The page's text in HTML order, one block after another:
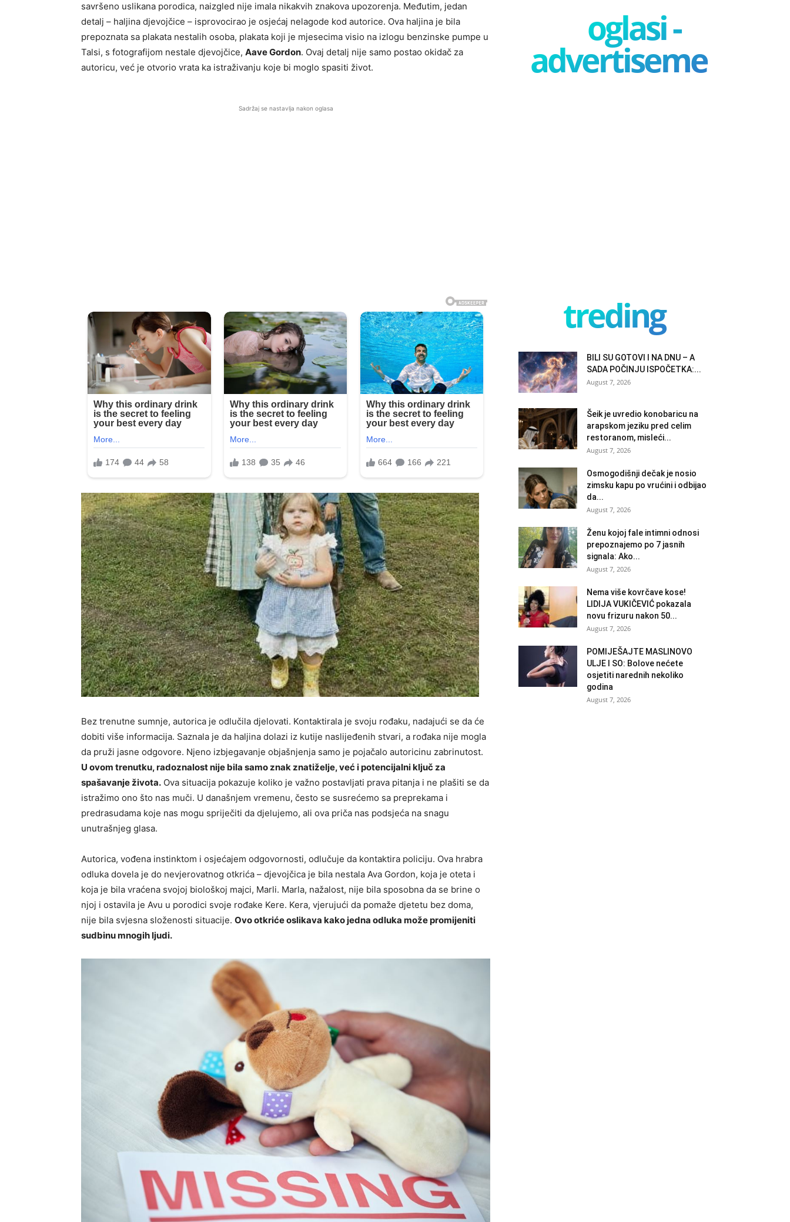
savršeno uslikana porodica, naizgled nije imala nikakvih znakova upozorenja. Međutim, jedan
detalj – haljina djevojčice – isprovocirao je osjećaj nelagode kod autorice. Ova haljina je bila
prepoznata sa plakata nestalih osoba, plakata koji je mjesecima visio na izlogu benzinske pumpe u
Talsi, s fotografijom nestale djevojčice, Aave Gordon. Ovaj detalj nije samo postao okidač za
autoricu, već je otvorio vrata ka istraživanju koje bi moglo spasiti život.
Sadržaj se nastavlja nakon oglasa
Bez trenutne sumnje, autorica je odlučila djelovati. Kontaktirala je svoju rođaku, nadajući se da će
dobiti više informacija. Saznala je da haljina dolazi iz kutije naslijeđenih stvari, a rođaka nije mogla
da pruži jasne odgovore. Njeno izbjegavanje objašnjenja samo je pojačalo autoricinu zabrinutost.
U ovom trenutku, radoznalost nije bila samo znak znatiželje, već i potencijalni ključ za
spašavanje života. Ova situacija pokazuje koliko je važno postavljati prava pitanja i ne plašiti se da
istražimo ono što nas muči. U današnjem vremenu, često se susrećemo sa preprekama i
predrasudama koje nas mogu spriječiti da djelujemo, ali ova priča nas podsjeća na snagu
unutrašnjeg glasa.
Autorica, vođena instinktom i osjećajem odgovornosti, odlučuje da kontaktira policiju. Ova hrabra
odluka dovela je do nevjerovatnog otkrića – djevojčica je bila nestala Ava Gordon, koja je oteta i
koja je bila vraćena svojoj biološkoj majci, Marli. Marla, nažalost, nije bila sposobna da se brine o
njoj i ostavila je Avu u porodici svoje rođake Kere. Kera, vjerujući da pomaže djetetu bez doma,
nije bila svjesna složenosti situacije. Ovo otkriće oslikava kako jedna odluka može promijeniti
sudbinu mnogih ljudi.
oglasi -
advertisement
treding
BILI SU GOTOVI I NA DNU – A
SADA POČINJU ISPOČETKA:...
August 7, 2026
Šeik je uvredio konobaricu na
arapskom jeziku pred celim
restoranom, misleći...
August 7, 2026
Osmogodišnji dečak je nosio
zimsku kapu po vrućini i odbijao
da...
August 7, 2026
Ženu kojoj fale intimni odnosi
prepoznajemo po 7 jasnih
signala: Ako...
August 7, 2026
Nema više kovrčave kose!
LIDIJA VUKIČEVIĆ pokazala
novu frizuru nakon 50...
August 7, 2026
POMIJEŠAJTE MASLINOVO
ULJE I SO: Bolove nećete
osjetiti narednih nekoliko
godina
August 7, 2026